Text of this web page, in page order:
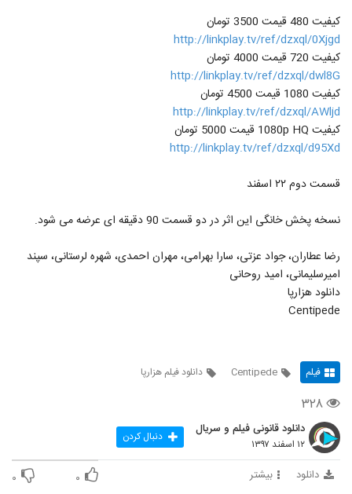
کیفیت 480 قیمت 3500 تومان
http://linkplay.tv/ref/dzxql/0Xjgd
کیفیت 720 قیمت 4000 تومان
http://linkplay.tv/ref/dzxql/dwl8G
کیفیت 1080 قیمت 4500 تومان
http://linkplay.tv/ref/dzxql/AWljd
کیفیت 1080p HQ قیمت 5000 تومان
http://linkplay.tv/ref/dzxql/d95Xd
قسمت دوم ۲۲ اسفند
نسخه پخش خانگی این اثر در دو قسمت 90 دقیقه ای عرضه می شود.
رضا عطاران، جواد عزتی، سارا بهرامی، مهران احمدی، شهره لرستانی، سپند
امیرسلیمانی، امید روحانی
دانلود هزارپا
Centipede
فیلم Centipede دانلود فیلم هزارپا
۳۲۸
دانلود قانونی فیلم و سریال
۱۲ اسفند ۱۳۹۷ دنبال کردن
دانلود بیشتر ۰ ۰